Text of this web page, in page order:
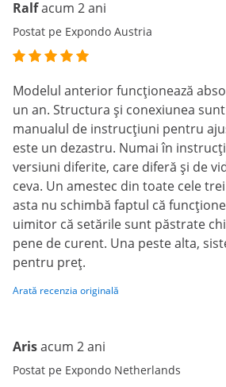
Ralfacum 2 ani
Postat pe Expondo Austria
Modelul anterior funcționează
un an. Structura și conexiunea
manualul de instrucțiuni pentru
este un dezastru. Numai în
versiuni diferite, care diferă și de
ceva. Un amestec din toate cele
asta nu schimbă faptul că
uimitor că setările sunt păstrate
pene de curent. Una peste alta,
pentru preț.
Arată recenzia originală
Arisacum 2 ani
Postat pe Expondo Netherlands